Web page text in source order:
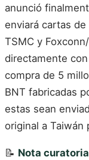
anunció
enviará cartas
TSMC y
directamente
compra de 5
BNT fabricadas
estas sean
original a Taiwán
📝 Nota